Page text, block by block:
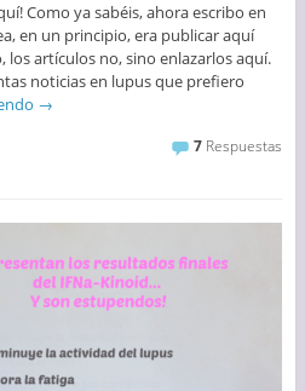
Como ya sabéis, ahora escribo en
en un principio, era publicar aquí
los artículos no, sino enlazarlos aquí.
noticias en lupus que prefiero
→
7 Respuestas